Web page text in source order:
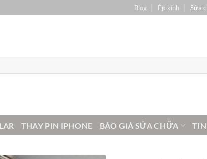
Blog Ép kính Sửa
THAY PIN IPHONE BÁO GIÁ SỬA CHỮA